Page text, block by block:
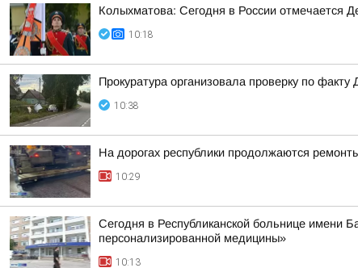
Колыхматова: Сегодня в России отмечается
10:18
Прокуратура организовала проверку по
10:38
На дорогах республики продолжаются
10:29
Сегодня в Республиканской больнице имени
персонализированной медицины»
10:13